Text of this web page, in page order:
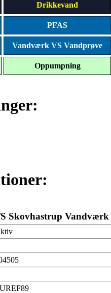
Drikkevand
PFAS
Vandværk VS Vandprøve
Oppumpning
Skovhastrup Vandværk